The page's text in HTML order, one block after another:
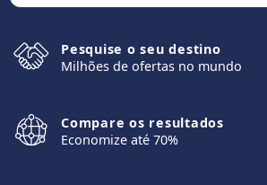
Pesquise o seu destino
Milhões de ofertas no mundo
Compare os resultados
Economize até 70%